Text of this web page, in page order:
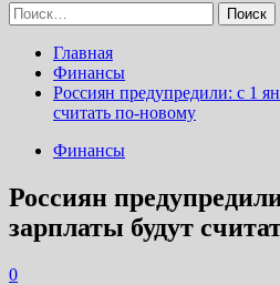
Найти:
Главная
Финансы
Россиян предупредили: с 1
считать по-новому
Финансы
Россиян
зарплаты будут
0